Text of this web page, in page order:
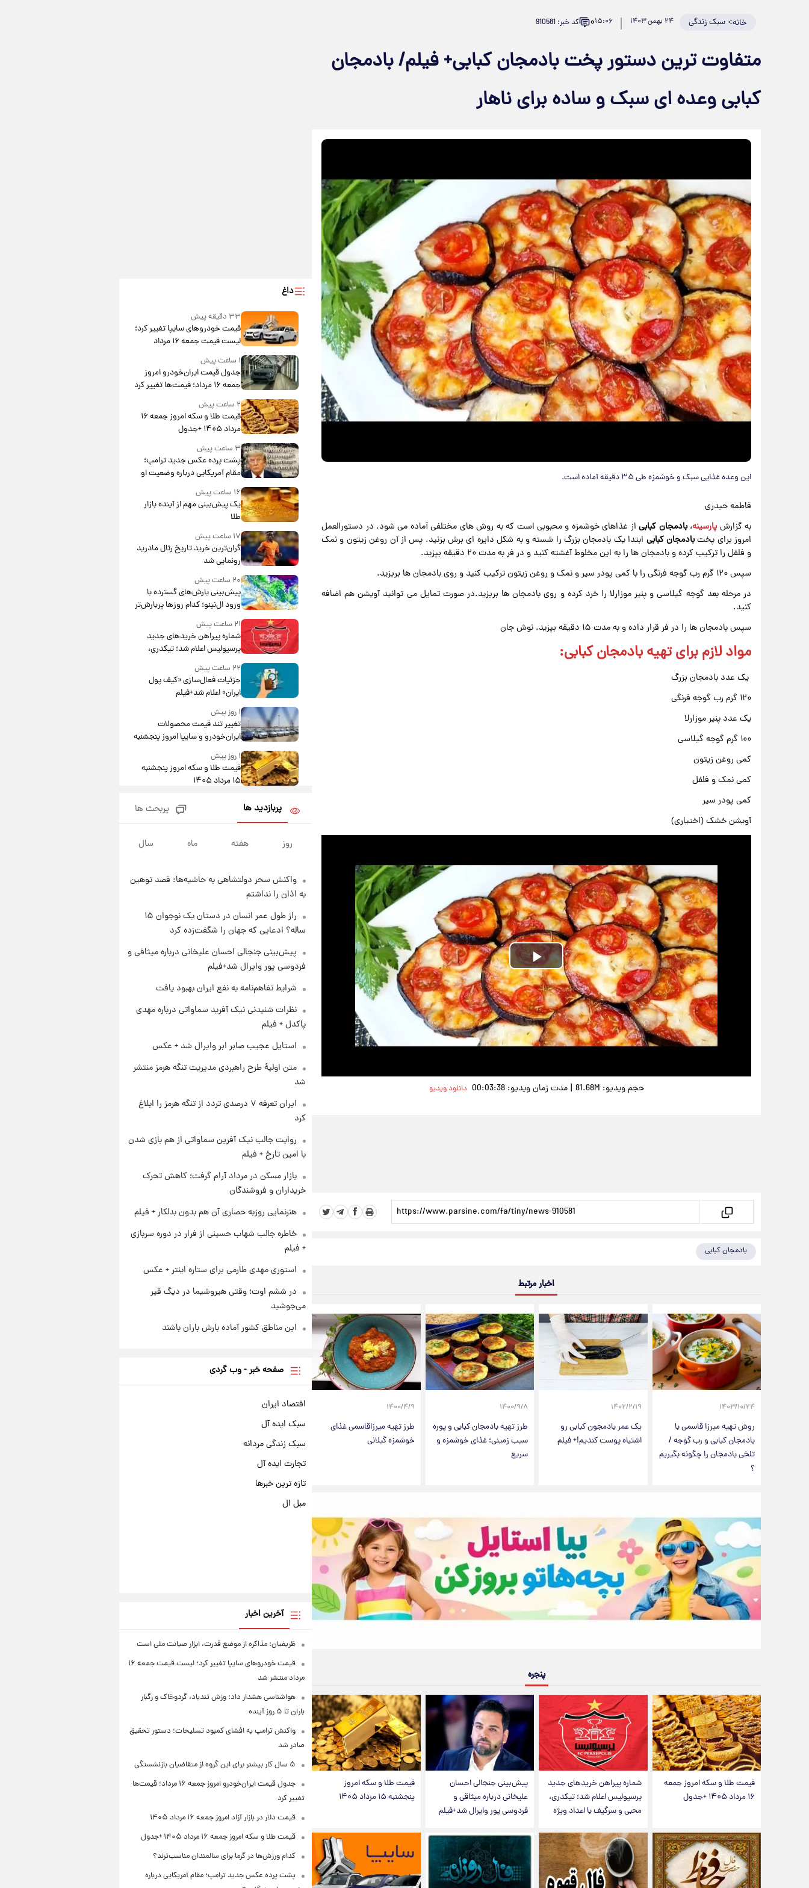
خانه>سبک زندگی ۲۴ بهمن ۱۴۰۳ ۱۵:۰۶۰ کد خبر: 910581
متفاوت ترین دستور پخت بادمجان کبابی+ فیلم/ بادمجان
کبابی وعده ای سبک و ساده برای ناهار
این وعده غذایی سبک و خوشمزه طی ۳۵ دقیقه آماده است.
فاطمه حیدری
به گزارشپارسینه،بادمجان کبابیاز غذاهای خوشمزه و محبوبی است که به روش های مختلفی آماده می شود. در دستورالعمل
امروز برای پختبادمجان کبابی ابتدا یک بادمجان بزرگ را شسته و به شکل دایره ای برش بزنید. پس از آن روغن زیتون و نمک
و فلفل را ترکیب کرده و بادمجان ها را به این مخلوط آغشته کنید و در فر به مدت ۲۰ دقیقه بپزید.
سپس ۱۲۰ گرم رب گوجه فرنگی را با کمی پودر سیر و نمک و روغن زیتون ترکیب کنید و روی بادمجان ها بریزید.
در مرحله بعد گوجه گیلاسی و پنیر موزارلا را خرد کرده و روی بادمجان ها بریزید.در صورت تمایل می توانید آویشن هم اضافه
کنید.
سپس بادمجان ها را در فر قرار داده و به مدت ۱۵ دقیقه بپزید. نوش جان
مواد لازم برای تهیه بادمجان کبابی:
یک عدد بادمجان بزرگ
۱۲۰ گرم رب گوجه فرنگی
یک عدد پنیر موزارلا
۱۰۰ گرم گوجه گیلاسی
کمی روغن زیتون
کمی نمک و فلفل
کمی پودر سیر
آویشن خشک (اختیاری)
Play
Video
حجم ویدیو: 81.68M |مدت زمان ویدیو: 00:03:38 دانلود ویدیو
بادمجان کبابی
اخبار مرتبط
۱۴۰۳/۱۰/۲۴
روش تهیه میرزا قاسمی با
بادمجان کبابی و رب گوجه /
تلخی بادمجان را چگونه بگیریم
؟
۱۴۰۲/۲/۱۹
یک عمر بادمجون کبابی رو
اشتباه پوست کندیم!+ فیلم
۱۴۰۰/۹/۸
طرز تهیه بادمجان کبابی و پوره
سیب زمینی؛ غذای خوشمزه و
سریع
۱۴۰۰/۴/۹
طرز تهیه میرزاقاسمی غذای
خوشمزه گیلانی
پنجره
قیمت طلا و سکه امروز جمعه
۱۶ مرداد ۱۴۰۵ +جدول
شماره پیراهن خریدهای جدید
پرسپولیس اعلام شد؛ تیکدری،
محبی و سرگیف با اعداد ویژه
پیش‌بینی جنجالی احسان
علیخانی درباره میثاقی و
فردوسی پور وایرال شد+فیلم
قیمت طلا و سکه امروز
پنجشنبه ۱۵ مرداد ۱۴۰۵
داغ
۳۳ دقیقه پیش
قیمت خودروهای سایپا تغییر کرد؛
لیست قیمت جمعه ۱۶ مرداد
منتشر شد
۱ ساعت پیش
جدول قیمت ایران‌خودرو امروز
جمعه ۱۶ مرداد؛ قیمت‌ها تغییر کرد
۲ ساعت پیش
قیمت طلا و سکه امروز جمعه ۱۶
مرداد ۱۴۰۵ +جدول
۳ ساعت پیش
پشت پرده عکس جدید ترامپ؛
مقام آمریکایی درباره وضعیت او
چه گفت؟
۱۶ ساعت پیش
یک پیش‌بینی مهم از آینده بازار
طلا
۱۷ ساعت پیش
گران‌ترین خرید تاریخ رئال مادرید
رونمایی شد
۲۰ ساعت پیش
پیش‌بینی بارش‌های گسترده با
ورود ال‌نینو؛ کدام روزها پربارش‌تر
خواهند بود؟
۲۱ ساعت پیش
شماره پیراهن خریدهای جدید
پرسپولیس اعلام شد؛ تیکدری،
۲۲ ساعت پیش
جزئیات فعال‌سازی «کیف پول
ایران» اعلام شد+فیلم
۱ روز پیش
تغییر تند قیمت محصولات
ایران‌خودرو و سایپا امروز پنجشنبه
۱۵ مرداد ۱۴۰۵ +جدول
۱ روز پیش
قیمت طلا و سکه امروز پنجشنبه
۱۵ مرداد ۱۴۰۵
شارژ جدید کالابرگ برای سه
دهک؛ جزئیات اعلام شد
۱ روز پیش
سهند و ساینا با اقساط بلندمدت +
پیش‌بینی قیمت سکه و طلا فردا
۱ روز پیش
۱۴۰۵
پربازدید ها پربحث ها
روز هفته ماه سال
واکنش سحر دولتشاهی به حاشیه‌ها: قصد توهین
به اذان را نداشتم
راز طول عمر انسان در دستان یک نوجوان ۱۵
ساله؟ ادعایی که جهان را شگفت‌زده کرد
پیش‌بینی جنجالی احسان علیخانی درباره میثاقی و
فردوسی پور وایرال شد+فیلم
شرایط تفاهم‌نامه به نفع ایران بهبود یافت
نظرات شنیدنی نیک آفرید سماواتی درباره مهدی
پاکدل + فیلم
استایل عجیب صابر ابر وایرال شد + عکس
متن اولیۀ طرح راهبردی مدیریت تنگه هرمز منتشر
شد
ایران تعرفه ۷ درصدی تردد از تنگه هرمز را ابلاغ
کرد
روایت جالب نیک آفرین سماواتی از هم بازی شدن
با امین تارخ + فیلم
بازار مسکن در مرداد آرام گرفت؛ کاهش تحرک
خریداران و فروشندگان
هنرنمایی روزبه حصاری آن هم بدون بدلکار + فیلم
خاطره جالب شهاب حسینی از فرار در دوره سربازی
+ فیلم
استوری مهدی طارمی برای ستاره اینتر + عکس
در ششم اوت؛ وقتی هیروشیما در دیگ قیر
می‌جوشید
این مناطق کشور آماده بارش باران باشند
صفحه خبر - وب گردی
اقتصاد ایران
سبک ایده آل
سبک زندگی مردانه
تجارت ایده آل
تازه ترین خبرها
مبل ال
آخرین اخبار
ظریفیان: مذاکره از موضع قدرت، ابزار صیانت ملی است
قیمت خودروهای سایپا تغییر کرد؛ لیست قیمت جمعه ۱۶
مرداد منتشر شد
هواشناسی هشدار داد: وزش تندباد، گردوخاک و رگبار
باران تا ۵ روز آینده
واکنش ترامپ به افشای کمبود تسلیحات؛ دستور تحقیق
صادر شد
۵ سال کار بیشتر برای این گروه از متقاضیان بازنشستگی
جدول قیمت ایران‌خودرو امروز جمعه ۱۶ مرداد؛ قیمت‌ها
تغییر کرد
قیمت دلار در بازار آزاد امروز جمعه ۱۶ مرداد ۱۴۰۵
قیمت طلا و سکه امروز جمعه ۱۶ مرداد ۱۴۰۵ +جدول
کدام ورزش‌ها در گرما برای سالمندان مناسب‌ترند؟
پشت پرده عکس جدید ترامپ؛ مقام آمریکایی درباره